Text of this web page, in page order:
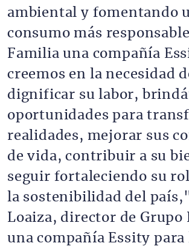
ambiental y fomentando
consumo más
Familia una compañía
creemos en la necesidad
dignificar su labor,
oportunidades para
realidades, mejorar sus
de vida, contribuir a su
seguir fortaleciendo su
la sostenibilidad del
Loaiza, director de Grupo
una compañía Essity para